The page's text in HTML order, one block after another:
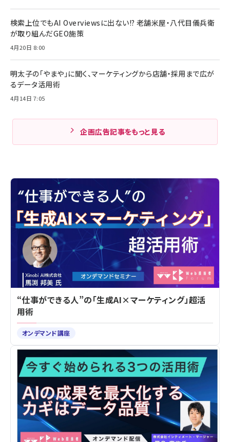
検索上位でもAI Overviewsに出ない!? 老舗米屋・八代目儀兵衛
が取り組んだGEO施策
4月20日 8:00
明太子の「やまや」に聞く、マーケティングから店舗・採用まで広が
るデータ活用術
4月14日 7:05
企画広告記事をもっと見る
“仕事ができる人”の「生成AI×マーケティング」超活
用術
オンデマンド講座